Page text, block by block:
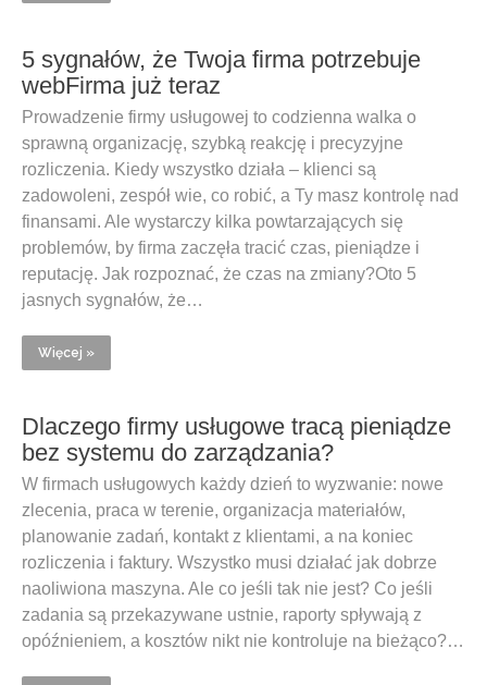
5 sygnałów, że Twoja firma potrzebuje
webFirma już teraz
Prowadzenie firmy usługowej to codzienna walka o
sprawną organizację, szybką reakcję i precyzyjne
rozliczenia. Kiedy wszystko działa – klienci są
zadowoleni, zespół wie, co robić, a Ty masz kontrolę nad
finansami. Ale wystarczy kilka powtarzających się
problemów, by firma zaczęła tracić czas, pieniądze i
reputację. Jak rozpoznać, że czas na zmiany?Oto 5
jasnych sygnałów, że…
Więcej »
Dlaczego firmy usługowe tracą pieniądze
bez systemu do zarządzania?
W firmach usługowych każdy dzień to wyzwanie: nowe
zlecenia, praca w terenie, organizacja materiałów,
planowanie zadań, kontakt z klientami, a na koniec
rozliczenia i faktury. Wszystko musi działać jak dobrze
naoliwiona maszyna. Ale co jeśli tak nie jest? Co jeśli
zadania są przekazywane ustnie, raporty spływają z
opóźnieniem, a kosztów nikt nie kontroluje na bieżąco?…